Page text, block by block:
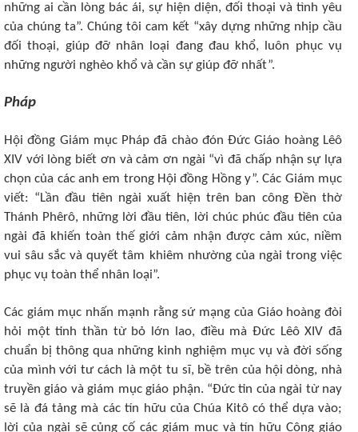
những ai cần lòng bác ái, sự hiện diện, đối thoại và tình yêu
của chúng ta”. Chúng tôi cam kết “xây dựng những nhịp cầu
đối thoại, giúp đỡ nhân loại đang đau khổ, luôn phục vụ
những người nghèo khổ và cần sự giúp đỡ nhất”.
Pháp
Hội đồng Giám mục Pháp đã chào đón Đức Giáo hoàng Lêô
XIV với lòng biết ơn và cảm ơn ngài “vì đã chấp nhận sự lựa
chọn của các anh em trong Hội đồng Hồng y”. Các Giám mục
viết: “Lần đầu tiên ngài xuất hiện trên ban công Đền thờ
Thánh Phêrô, những lời đầu tiên, lời chúc phúc đầu tiên của
ngài đã khiến toàn thế giới cảm nhận được cảm xúc, niềm
vui sâu sắc và quyết tâm khiêm nhường của ngài trong việc
phục vụ toàn thể nhân loại”.
Các giám mục nhấn mạnh rằng sứ mạng của Giáo hoàng đòi
hỏi một tinh thần từ bỏ lớn lao, điều mà Đức Lêô XIV đã
chuẩn bị thông qua những kinh nghiệm mục vụ và đời sống
của mình với tư cách là một tu sĩ, bề trên của hội dòng, nhà
truyền giáo và giám mục giáo phận. “Đức tin của ngài từ nay
sẽ là đá tảng mà các tín hữu của Chúa Kitô có thể dựa vào;
lời của ngài sẽ củng cố các giám mục và tín hữu Công giáo